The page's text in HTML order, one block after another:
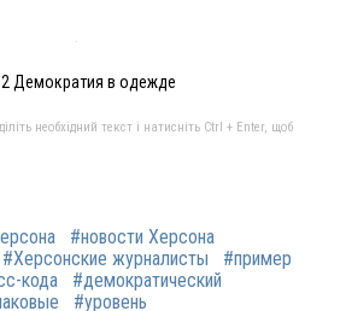
Демократия в одежде
необхідний текст і натисніть Ctrl + Enter, щоб
#новости Херсона
#Херсонские журналисты
#пример
кода
#демократический
#уровень